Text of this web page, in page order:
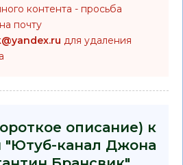
контента - просьба
почту
для удаления
описание) к
"Ютуб-канал Джона